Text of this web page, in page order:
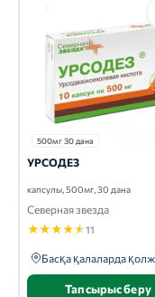
500мг 30 дана
УРСОДЕЗ
капсулы, 500мг, 30 дана
Северная звезда
★★★★★11
Басқа қалаларда
Тапсырыс беру